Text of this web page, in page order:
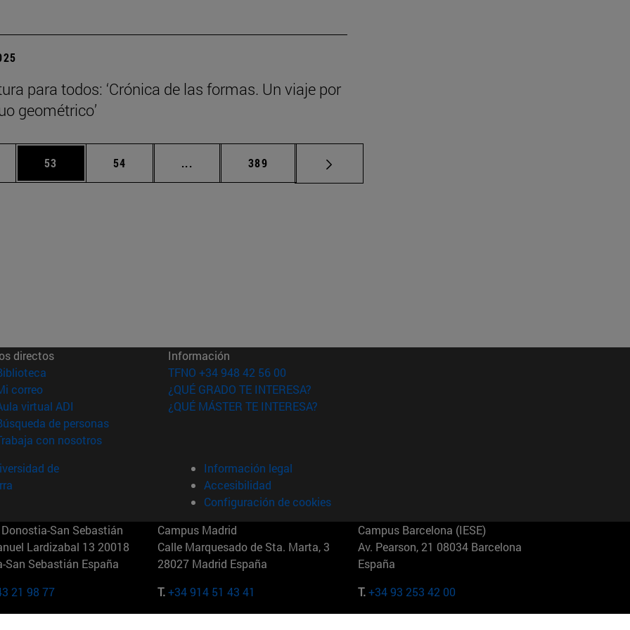
para todos: ‘Crónica de las formas. Un viaje por
geométrico’
Use TAB para desplazarse.
Página
53 Página
54 ... Páginas intermedias Use TAB para desplazarse.
Página
389
directos
(abre en nueva ventana)
correo(abre en nueva ventana)
virtual ADI (abre en nueva ventana)
de personas(abre en nueva ventana)
con nosotros(abre en nueva ventana)
Información
TFNO +34 948 42 56 00
¿QUÉ GRADO TE INTERESA?
¿QUÉ MÁSTER TE INTERESA?
de
Información legal
Accesibilidad
Configuración de cookies
San Sebastián
Lardizabal 13 20018
San Sebastián España
21 98 77
Campus Madrid
Calle Marquesado de Sta. Marta, 3
28027 Madrid España
T.+34 914 51 43 41
Campus Barcelona (IESE)
Av. Pearson, 21 08034 Barcelona
España
T.+34 93 253 42 00